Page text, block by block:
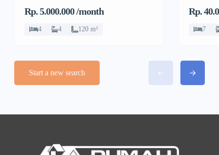
Barat
Rp. 5.000.000 /month
4 4 120 m²
Rp.
7
Start a new search